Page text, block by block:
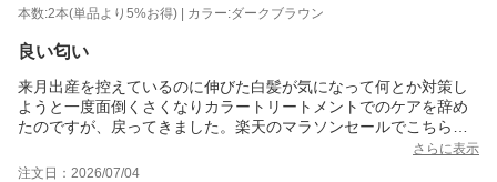
本数:2本(単品より5%お得) | カラー:ダークブラウン
良い匂い
来月出産を控えているのに伸びた白髪が気になって何とか対策し
ようと一度面倒くさくなりカラートリートメントでのケアを辞め
たのですが、戻ってきました。楽天のマラソンセールでこちらの
お品物を発見、購入したのですが、香りがとても好きです。
染まり方は他のカラトリとあまり変わりません。
さらに表示
注文日：2026/07/04